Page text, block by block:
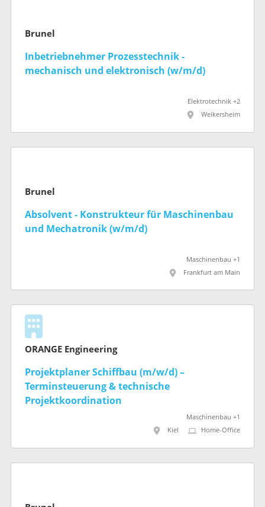
Brunel
Inbetriebnehmer Prozesstechnik -
mechanisch und elektronisch (w/m/d)
Elektrotechnik +2
Weikersheim
Brunel
Absolvent - Konstrukteur für Maschinenbau
und Mechatronik (w/m/d)
Maschinenbau +1
Frankfurt am Main
ORANGE Engineering
Projektplaner Schiffbau (m/w/d) –
Terminsteuerung & technische
Projektkoordination
Maschinenbau +1
Kiel
Home-Office